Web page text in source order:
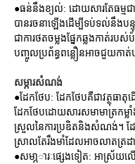
●ធន់នឹងខ្យល់: ដោយសារតែធម្មជ
បានរចនាឡើងដើម្បីទប់ទល់នឹងប
ជាការថតចម្លងផ្នែកឆ្លងកាត់
បញ្ចូលប្រព័ន្ធពន្លឿនអាចជួយកា
សម្ភារសំណង់
●ដែកថែប: ដែកថែបគឺជាវត្ថុធា
ដែកថែបដោយសារសមាមាត្រកម្ល
ស្រួលនៃការប្រឌិតនិងសំណង់។ ដែក
ស្រាលតែរឹងមាំដែលអាចលាតត្រដ
●សមា្ភារៈផ្សេងទៀត: អាស្រ័យល